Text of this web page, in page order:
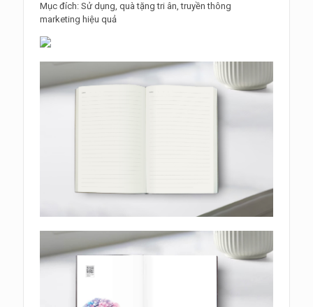
Mục đích: Sử dụng, quà tặng tri ân, truyền thông
marketing hiệu quả